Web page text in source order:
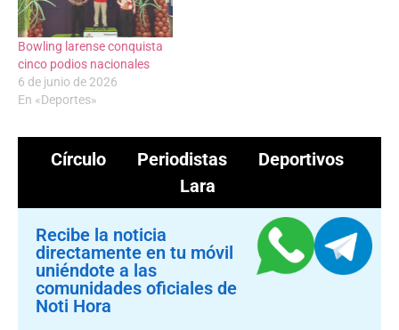
Bowling larense conquista
cinco podios nacionales
6 de junio de 2026
En «Deportes»
Círculo Periodistas Deportivos
Lara
Recibe la noticia
directamente en tu móvil
uniéndote a las
comunidades oficiales de
Noti Hora